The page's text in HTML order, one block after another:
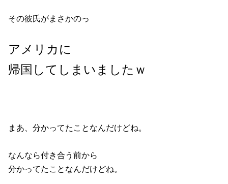
その彼氏がまさかのっ
アメリカに
帰国してしまいましたｗ
まあ、分かってたことなんだけどね。
なんなら付き合う前から
分かってたことなんだけどね。